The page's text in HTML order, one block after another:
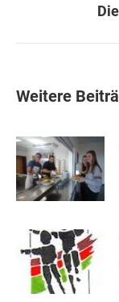
Weitere